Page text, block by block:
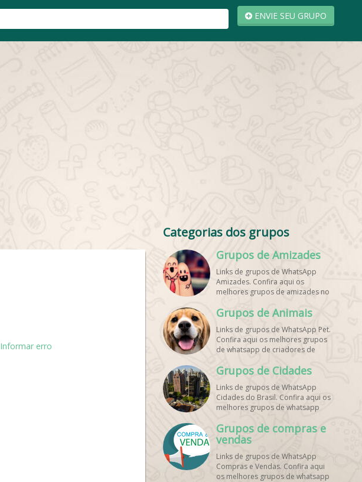
ENVIE SEU GRUPO
Informar erro
Categorias dos grupos
Grupos de Amizades
Links de grupos de WhatsApp
Amizades. Confira aqui os
melhores grupos de amizades no
Grupos de Animais
Links de grupos de WhatsApp Pet.
Confira aqui os melhores grupos
de whatsapp de criadores de
Grupos de Cidades
Links de grupos de WhatsApp
Cidades do Brasil. Confira aqui os
melhores grupos de whatsapp
Grupos de compras e
vendas
Links de grupos de WhatsApp
Compras e Vendas. Confira aqui
os melhores grupos de whatsapp